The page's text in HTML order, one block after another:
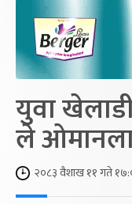
युवा
ले
२०८३ वैशाख ११ गते